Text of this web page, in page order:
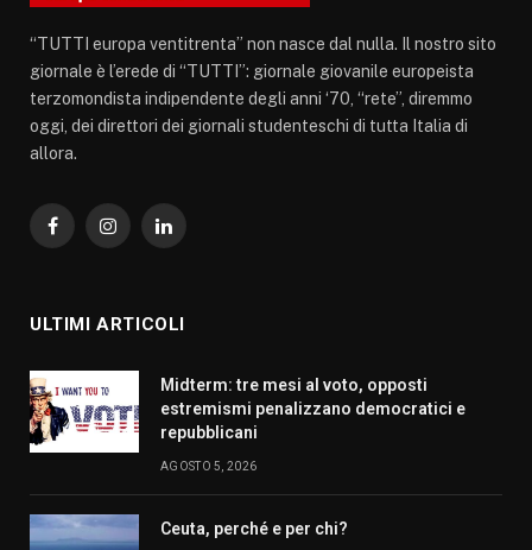
“TUTTI europa ventitrenta” non nasce dal nulla. Il nostro sito
giornale è l’erede di “TUTTI”: giornale giovanile europeista
terzomondista indipendente degli anni ‘70, “rete”, diremmo
oggi, dei direttori dei giornali studenteschi di tutta Italia di
allora.
FacebookInstagramLinkedIn
ULTIMI ARTICOLI
Midterm: tre mesi al voto, opposti
estremismi penalizzano democratici e
repubblicani
AGOSTO 5, 2026
Ceuta, perché e per chi?